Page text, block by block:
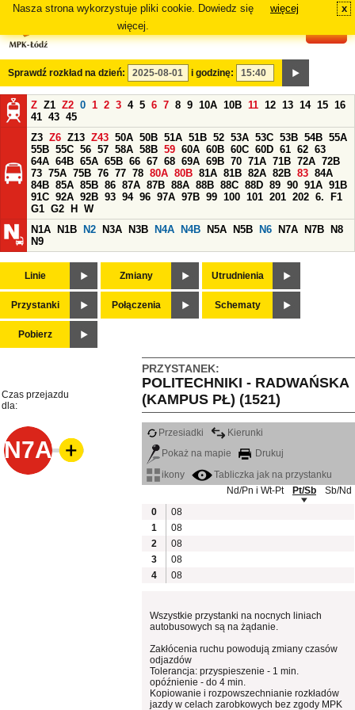
Nasza strona wykorzystuje pliki cookie. Dowiedz się
więcej.
więcej x
Sprawdź rozkład na dzień: i godzinę:
Z Z1 Z2 0 1 2 3 4 5 6 7 8 9 10A 10B 11 12 13 14 15 16
41 43 45
Z3 Z6 Z13 Z43 50A 50B 51A 51B 52 53A 53C 53B 54B 55A
55B 55C 56 57 58A 58B 59 60A 60B 60C 60D 61 62 63
64A 64B 65A 65B 66 67 68 69A 69B 70 71A 71B 72A 72B
73 75A 75B 76 77 78 80A 80B 81A 81B 82A 82B 83 84A
84B 85A 85B 86 87A 87B 88A 88B 88C 88D 89 90 91A 91B
91C 92A 92B 93 94 96 97A 97B 99 100 101 201 202 6.
F1
G1 G2 H
W
N1A
N1B N2 N3A N3B N4A N4B N5A N5B N6 N7A N7B
N8
N9
Linie Zmiany Utrudnienia
Przystanki Połączenia Schematy
Pobierz
PRZYSTANEK:
POLITECHNIKI - RADWAŃSKA
(KAMPUS PŁ) (1521)
Czas przejazdu
dla:
N7A
Przesiadki
Kierunki
Pokaż na mapie
Drukuj
ikony
Tabliczka jak na przystanku
Nd/Pn i Wt-Pt
Pt/Sb
Sb/Nd
0
08
1
08
2
08
3
08
4
08
Wszystkie przystanki na nocnych liniach
autobusowych są na żądanie.
Zakłócenia ruchu powodują zmiany czasów
odjazdów
Tolerancja: przyspieszenie - 1 min.
opóźnienie - do 4 min.
Kopiowanie i rozpowszechnianie rozkładów
jazdy w celach zarobkowych bez zgody MPK